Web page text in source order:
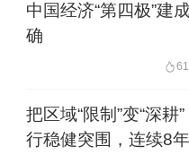
城商行。
在存款方面，截
行存款总额为
长1005.73亿元
中国经济“第四极”建
确
把区域“限制”变“深耕
行稳健突围，连续8